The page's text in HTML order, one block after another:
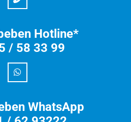
Hotline*
/ 58 33 99
WhatsApp